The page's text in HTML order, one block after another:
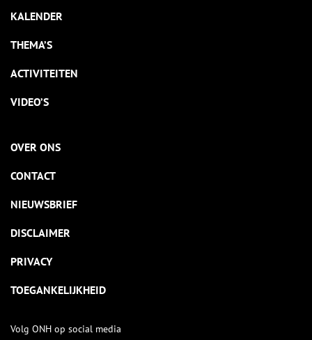
KALENDER
THEMA’S
ACTIVITEITEN
VIDEO’S
OVER ONS
CONTACT
NIEUWSBRIEF
DISCLAIMER
PRIVACY
TOEGANKELIJKHEID
Volg ONH op social media